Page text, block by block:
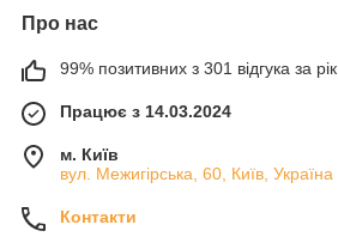
Про нас
99% позитивних з 301 відгука за рік
Працює з 14.03.2024
м. Київ
вул. Межигірська, 60, Київ, Україна
Контакти